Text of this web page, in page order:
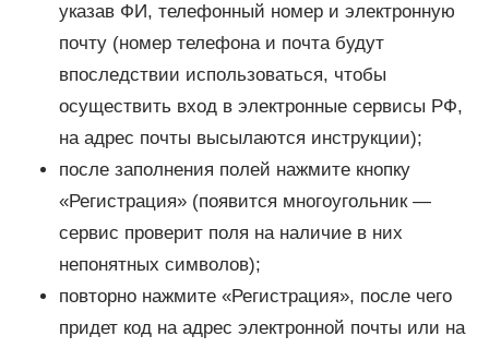
указав ФИ, телефонный номер и электронную
почту (номер телефона и почта будут
впоследствии использоваться, чтобы
осуществить вход в электронные сервисы РФ,
на адрес почты высылаются инструкции);
после заполнения полей нажмите кнопку
«Регистрация» (появится многоугольник —
сервис проверит поля на наличие в них
непонятных символов);
повторно нажмите «Регистрация», после чего
придет код на адрес электронной почты или на